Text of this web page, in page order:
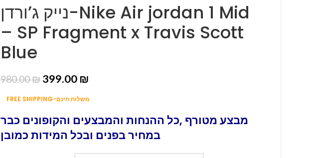
נייק ג’ורדן-Nike Air jordan 1 Mid
– SP Fragment x Travis Scott
Blue
980.00₪ 399.00 ₪
FREE SHIPPING-משלוח חינם
מבצע מטורף ,כל ההנחות והמבצעים והקופונים כבר
במחיר בפנים ובכל המידות כמובן